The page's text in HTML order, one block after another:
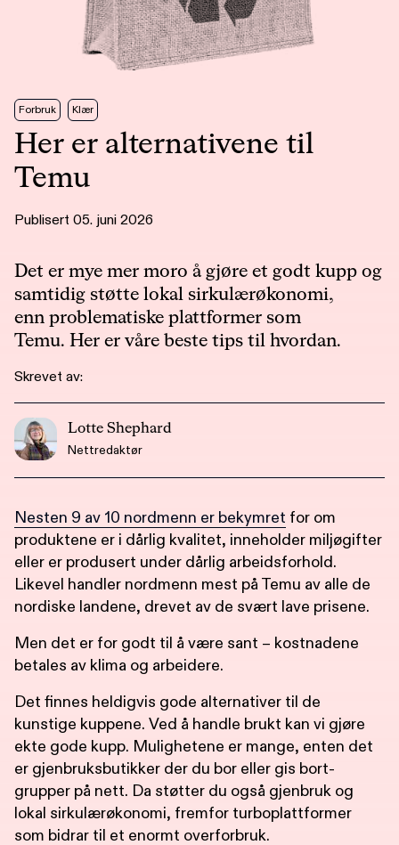
Forbruk Klær
Her er alternativene til
Temu
Publisert 05. juni 2026
Det er mye mer moro å gjøre et godt kupp og
samtidig støtte lokal sirkulærøkonomi,
enn problematiske plattformer som
Temu. Her er våre beste tips til hvordan.
Skrevet av:
Lotte Shephard
Nettredaktør
Nesten 9 av 10 nordmenn er bekymret for om
produktene er i dårlig kvalitet, inneholder miljøgifter
eller er produsert under dårlig arbeidsforhold.
Likevel handler nordmenn mest på Temu av alle de
nordiske landene, drevet av de svært lave prisene.
Men det er for godt til å være sant – kostnadene
betales av klima og arbeidere.
Det finnes heldigvis gode alternativer til de
kunstige kuppene. Ved å handle brukt kan vi gjøre
ekte gode kupp. Mulighetene er mange, enten det
er gjenbruksbutikker der du bor eller gis bort-
grupper på nett. Da støtter du også gjenbruk og
lokal sirkulærøkonomi, fremfor turboplattformer
som bidrar til et enormt overforbruk.